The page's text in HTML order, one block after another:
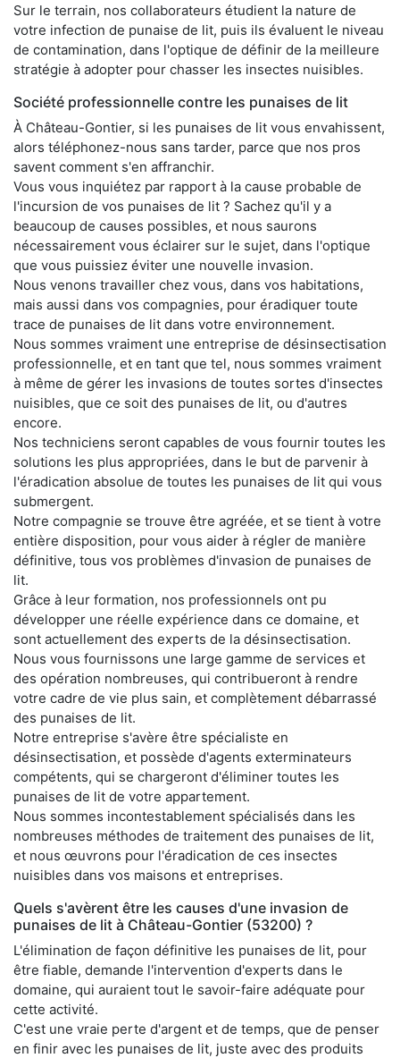
Sur le terrain, nos collaborateurs étudient la nature de
votre infection de punaise de lit, puis ils évaluent le niveau
de contamination, dans l'optique de définir de la meilleure
stratégie à adopter pour chasser les insectes nuisibles.
Société professionnelle contre les punaises de lit
À Château-Gontier, si les punaises de lit vous envahissent,
alors téléphonez-nous sans tarder, parce que nos pros
savent comment s'en affranchir.
Vous vous inquiétez par rapport à la cause probable de
l'incursion de vos punaises de lit ? Sachez qu'il y a
beaucoup de causes possibles, et nous saurons
nécessairement vous éclairer sur le sujet, dans l'optique
que vous puissiez éviter une nouvelle invasion.
Nous venons travailler chez vous, dans vos habitations,
mais aussi dans vos compagnies, pour éradiquer toute
trace de punaises de lit dans votre environnement.
Nous sommes vraiment une entreprise de désinsectisation
professionnelle, et en tant que tel, nous sommes vraiment
à même de gérer les invasions de toutes sortes d'insectes
nuisibles, que ce soit des punaises de lit, ou d'autres
encore.
Nos techniciens seront capables de vous fournir toutes les
solutions les plus appropriées, dans le but de parvenir à
l'éradication absolue de toutes les punaises de lit qui vous
submergent.
Notre compagnie se trouve être agréée, et se tient à votre
entière disposition, pour vous aider à régler de manière
définitive, tous vos problèmes d'invasion de punaises de
lit.
Grâce à leur formation, nos professionnels ont pu
développer une réelle expérience dans ce domaine, et
sont actuellement des experts de la désinsectisation.
Nous vous fournissons une large gamme de services et
des opération nombreuses, qui contribueront à rendre
votre cadre de vie plus sain, et complètement débarrassé
des punaises de lit.
Notre entreprise s'avère être spécialiste en
désinsectisation, et possède d'agents exterminateurs
compétents, qui se chargeront d'éliminer toutes les
punaises de lit de votre appartement.
Nous sommes incontestablement spécialisés dans les
nombreuses méthodes de traitement des punaises de lit,
et nous œuvrons pour l'éradication de ces insectes
nuisibles dans vos maisons et entreprises.
Quels s'avèrent être les causes d'une invasion de
punaises de lit à Château-Gontier (53200) ?
L'élimination de façon définitive les punaises de lit, pour
être fiable, demande l'intervention d'experts dans le
domaine, qui auraient tout le savoir-faire adéquate pour
cette activité.
C'est une vraie perte d'argent et de temps, que de penser
en finir avec les punaises de lit, juste avec des produits